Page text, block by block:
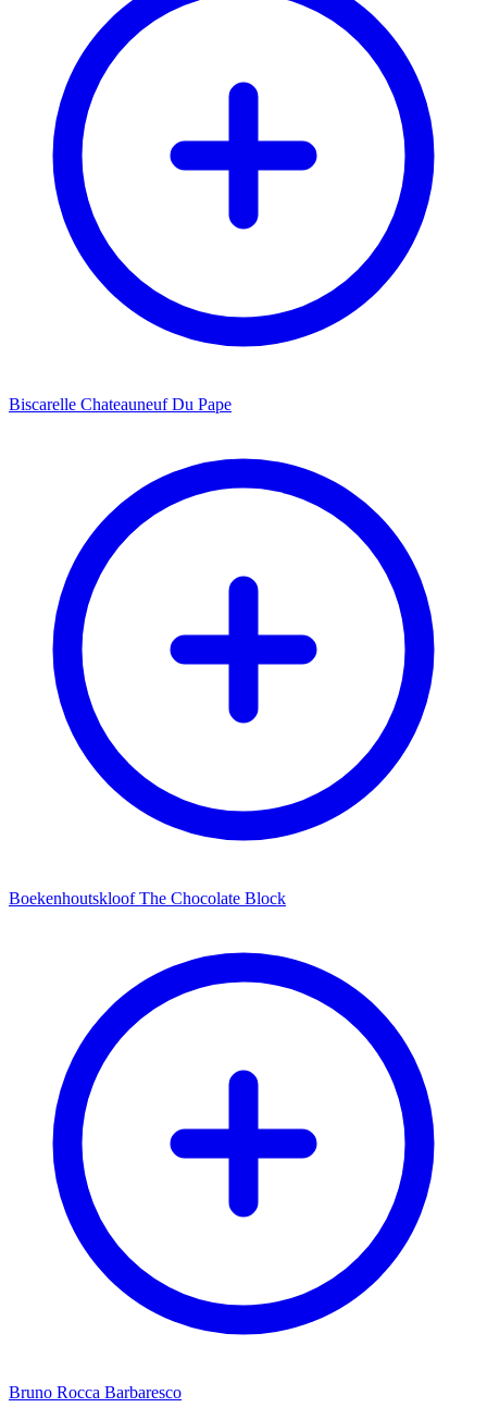
Biscarelle Chateauneuf Du Pape
Boekenhoutskloof The Chocolate Block
Bruno Rocca Barbaresco